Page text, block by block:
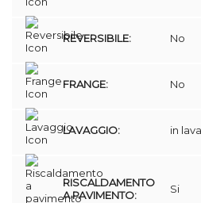
REVERSIBILE: No
FRANGE: No
LAVAGGIO: in
RISCALDAMENTO
A PAVIMENTO:
Si